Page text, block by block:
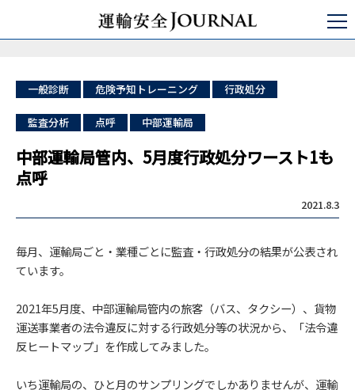
パブリックコメント
行政処分
中部運輸局管内、5月度行政処分ワースト1も点呼
一般診断 危険予知トレーニング 行政処分
監査分析 点呼 中部運輸局
中部運輸局管内、5月度行政処分ワースト1も
点呼
2021.8.3
毎月、運輸局ごと・業種ごとに監査・行政処分の結果が公表され
ています。
2021年5月度、中部運輸局管内の旅客（バス、タクシー）、貨物
運送事業者の法令違反に対する行政処分等の状況から、「法令違
反ヒートマップ」を作成してみました。
いち運輸局の、ひと月のサンプリングでしかありませんが、運輸